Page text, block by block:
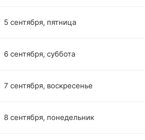
5 сентября, пятница
6 сентября, суббота
7 сентября, воскресенье
8 сентября, понедельник